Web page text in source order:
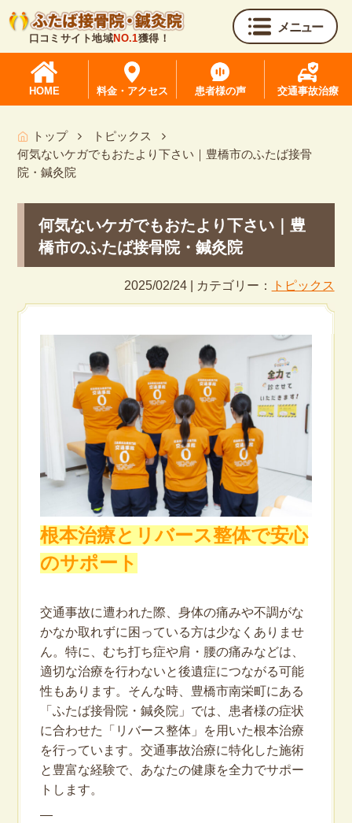
口コミサイト地域NO.1獲得！
メニュー
HOME 料金・アクセス 患者様の声 交通事故治療
トップ
トピックス
何気ないケガでもおたより下さい｜豊橋市のふたば接骨
院・鍼灸院
何気ないケガでもおたより下さい｜豊
橋市のふたば接骨院・鍼灸院
2025/02/24 | カテゴリー： トピックス
根本治療とリバース整体で安心
のサポート
交通事故に遭われた際、身体の痛みや不調がな
かなか取れずに困っている方は少なくありませ
ん。特に、むち打ち症や肩・腰の痛みなどは、
適切な治療を行わないと後遺症につながる可能
性もあります。そんな時、豊橋市南栄町にある
「ふたば接骨院・鍼灸院」では、患者様の症状
に合わせた「リバース整体」を用いた根本治療
を行っています。交通事故治療に特化した施術
と豊富な経験で、あなたの健康を全力でサポー
トします。
—